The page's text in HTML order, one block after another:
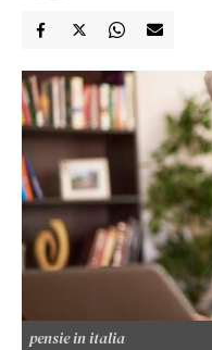
pensie in italia